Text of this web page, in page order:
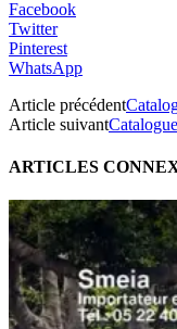
Facebook
Twitter
Pinterest
WhatsApp
Article précédent
Article suivant
ARTICLES